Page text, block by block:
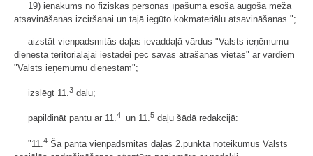
19) ienākums no fiziskās personas īpašumā esoša augoša meža
atsavināšanas izciršanai un tajā iegūto kokmateriālu atsavināšanas.";
aizstāt vienpadsmitās daļas ievaddaļā vārdus "Valsts ieņēmumu
dienesta teritoriālajai iestādei pēc savas atrašanās vietas" ar vārdiem
"Valsts ieņēmumu dienestam";
izslēgt 11.3 daļu;
papildināt pantu ar 11.4 un 11.5 daļu šādā redakcijā:
"11.4 Šā panta vienpadsmitās daļas 2.punkta noteikumus Valsts